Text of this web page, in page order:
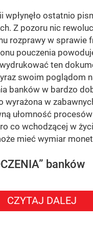
wpłynęło ostatnio
Z pozoru nic
rozprawy w sprawie
pouczenia
ten
swoim poglądom
banków w bardzo
wyrażona w
ułomność
co wchodzącej w
mieć wymiar
banków
CZYTAJ DALEJ